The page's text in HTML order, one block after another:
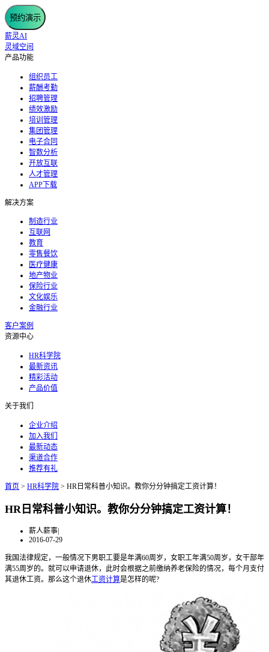
预约演示
薪灵AI
灵域空间
产品功能
组织员工
薪酬考勤
招聘管理
绩效激励
培训管理
集团管理
电子合同
智数分析
开放互联
人才管理
APP下载
解决方案
制造行业
互联网
教育
零售餐饮
医疗健康
地产物业
保险行业
文化娱乐
金融行业
客户案例
资源中心
HR科学院
最新资讯
精彩活动
产品价值
关于我们
企业介绍
加入我们
最新动态
渠道合作
推荐有礼
首页 > HR科学院 > HR日常科普小知识。教你分分钟搞定工资计算！
HR日常科普小知识。教你分分钟搞定工资计算！
薪人薪事|
2016-07-29
我国法律规定，一般情况下男职工要是年满60周岁，女职工年满50周岁，女干部年
满55周岁的。就可以申请退休，此时会根据之前缴纳养老保险的情况，每个月支付
其退休工资。那么这个退休工资计算是怎样的呢?